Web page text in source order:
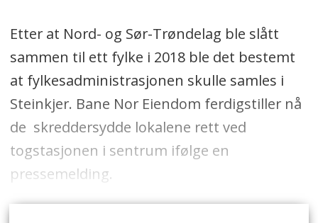
Etter at Nord- og Sør-Trøndelag ble slått
sammen til ett fylke i 2018 ble det bestemt
at fylkesadministrasjonen skulle samles i
Steinkjer. Bane Nor Eiendom ferdigstiller nå
de skreddersydde lokalene rett ved
togstasjonen i sentrum ifølge en
pressemelding.